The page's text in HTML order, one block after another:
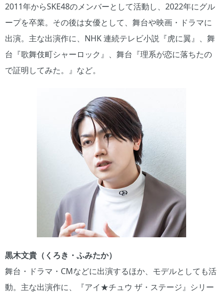
2011年からSKE48のメンバーとして活動し、2022年にグル
ープを卒業。その後は女優として、舞台や映画・ドラマに
出演。主な出演作に、NHK 連続テレビ小説『虎に翼』、舞
台『歌舞伎町シャーロック』、舞台『理系が恋に落ちたの
で証明してみた。』など。
黒木文貴（くろき・ふみたか）
舞台・ドラマ・CMなどに出演するほか、モデルとしても活
動。主な出演作に、『アイ★チュウ ザ・ステージ』シリー